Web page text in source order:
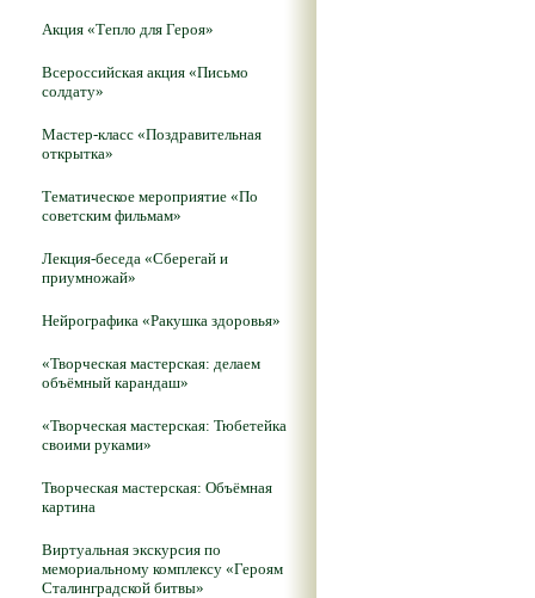
Акция «Тепло для Героя»
Всероссийская акция «Письмо
солдату»
Мастер-класс «Поздравительная
открытка»
Тематическое мероприятие «По
советским фильмам»
Лекция-беседа «Сберегай и
приумножай»
Нейрографика «Ракушка здоровья»
«Творческая мастерская: делаем
объёмный карандаш»
«Творческая мастерская: Тюбетейка
своими руками»
Творческая мастерская: Объёмная
картина
Виртуальная экскурсия по
мемориальному комплексу «Героям
Сталинградской битвы»